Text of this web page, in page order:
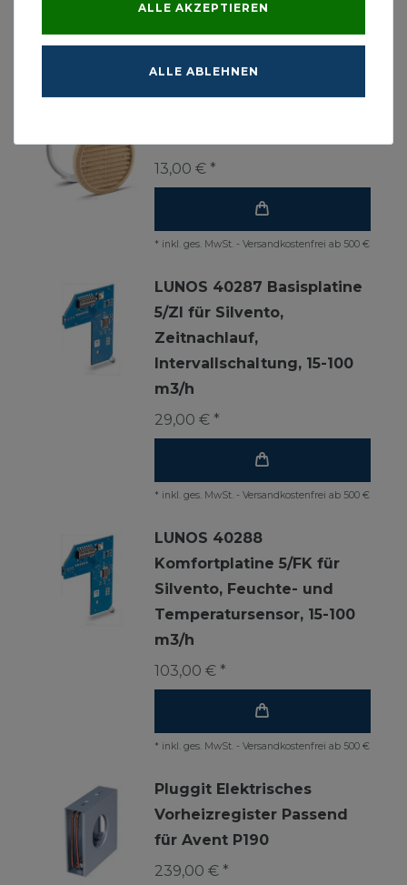
* inkl. ges. MwSt.-Versandkostenfrei ab 500 €
13,00 € *
* inkl. ges. MwSt. - Versandkostenfrei ab 500 €
LUNOS 40287 Basisplatine
5/ZI für Silvento,
Zeitnachlauf,
Intervallschaltung, 15-100
m3/h
29,00 € *
* inkl. ges. MwSt. - Versandkostenfrei ab 500 €
LUNOS 40288
Komfortplatine 5/FK für
Silvento, Feuchte- und
Temperatursensor, 15-100
m3/h
103,00 € *
* inkl. ges. MwSt. - Versandkostenfrei ab 500 €
Pluggit Elektrisches
Vorheizregister Passend
für Avent P190
239,00 € *
ALLE AKZEPTIEREN
ALLE ABLEHNEN